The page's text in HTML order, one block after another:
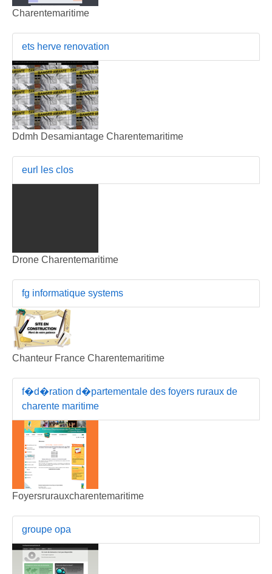
Charentemaritime
ets herve renovation
Ddmh Desamiantage Charentemaritime
eurl les clos
Drone Charentemaritime
fg informatique systems
Chanteur France Charentemaritime
f�d�ration d�partementale des foyers ruraux de
charente maritime
Foyersrurauxcharentemaritime
groupe opa